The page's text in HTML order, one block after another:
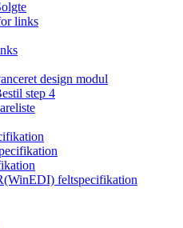
links
design modul
step 4
feltspecifikation